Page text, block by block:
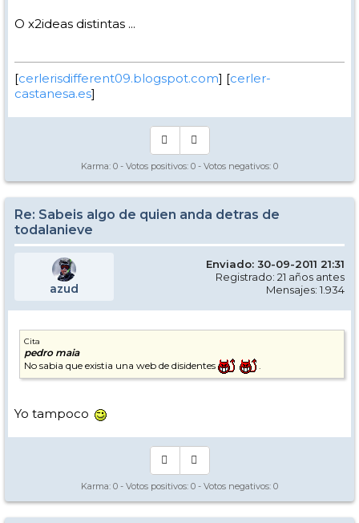
O x2ideas distintas ...
[cerlerisdifferent09.blogspot.com] [cerler-
castanesa.es]
Karma: 0 - Votos positivos: 0 - Votos negativos: 0
Re: Sabeis algo de quien anda detras de
todalanieve
azud
Enviado: 30-09-2011 21:31
Registrado: 21 años antes
Mensajes: 1.934
Cita
pedro maia
No sabia que existia una web de disidentes
Yo tampoco
Karma: 0 - Votos positivos: 0 - Votos negativos: 0